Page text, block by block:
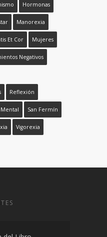
Hormonas
Manorexia
Et Cor Mujeres
Negativos
Reflexión
San Fermín
Vigorexia